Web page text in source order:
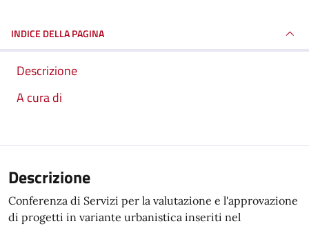
INDICE DELLA PAGINA
Descrizione
A cura di
Descrizione
Conferenza di Servizi per la valutazione e l'approvazione
di progetti in variante urbanistica inseriti nel